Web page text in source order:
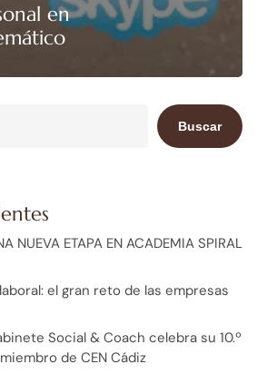
en
Buscar
NUEVA ETAPA EN ACADEMIA SPIRAL
el gran reto de las empresas
Social & Coach celebra su 10.º
de CEN Cádiz